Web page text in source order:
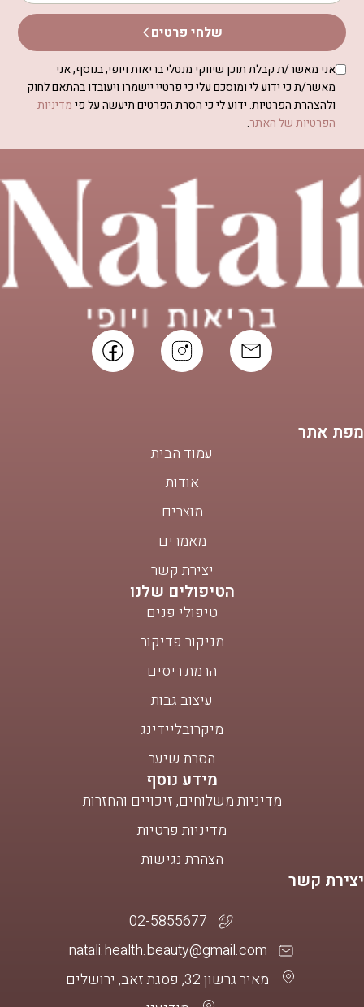
שלחי פרטים
אני מאשר/ת קבלת תוכן שיווקי מנטלי בריאות ויופי, בנוסף, אני
מאשר/ת כי ידוע לי ומוסכם עלי כי פרטיי יישמרו ויעובדו בהתאם לחוק
ולהצהרת הפרטיות. ידוע לי כי הסרת הפרטים תיעשה על פימדיניות
הפרטיות של האתר.
מפת אתר
עמוד הבית
אודות
מוצרים
מאמרים
יצירת קשר
הטיפולים שלנו
טיפולי פנים
מניקור פדיקור
הרמת ריסים
עיצוב גבות
מיקרובליידינג
הסרת שיער
מידע נוסף
מדיניות משלוחים, זיכויים והחזרות
מדיניות פרטיות
הצהרת נגישות
יצירת קשר
02-5855677
natali.health.beauty@gmail.com
מאיר גרשון 32, פסגת זאב, ירושלים